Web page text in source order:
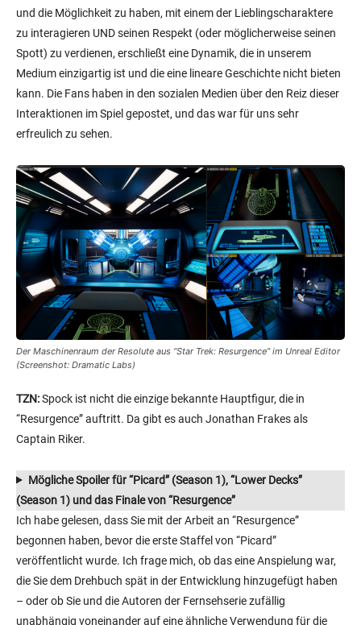
und die Möglichkeit zu haben, mit einem der Lieblingscharaktere
zu interagieren UND seinen Respekt (oder möglicherweise seinen
Spott) zu verdienen, erschließt eine Dynamik, die in unserem
Medium einzigartig ist und die eine lineare Geschichte nicht bieten
kann. Die Fans haben in den sozialen Medien über den Reiz dieser
Interaktionen im Spiel gepostet, und das war für uns sehr
erfreulich zu sehen.
Der Maschinenraum der Resolute aus “Star Trek: Resurgence” im Unreal Editor
(Screenshot: Dramatic Labs)
TZN:Spock ist nicht die einzige bekannte Hauptfigur, die in
“Resurgence” auftritt. Da gibt es auch Jonathan Frakes als
Captain Riker.
Mögliche Spoiler für “Picard” (Season 1), “Lower Decks”
(Season 1) und das Finale von “Resurgence”
Ich habe gelesen, dass Sie mit der Arbeit an “Resurgence”
begonnen haben, bevor die erste Staffel von “Picard”
veröffentlicht wurde. Ich frage mich, ob das eine Anspielung war,
die Sie dem Drehbuch spät in der Entwicklung hinzugefügt haben
– oder ob Sie und die Autoren der Fernsehserie zufällig
unabhängig voneinander auf eine ähnliche Verwendung für die